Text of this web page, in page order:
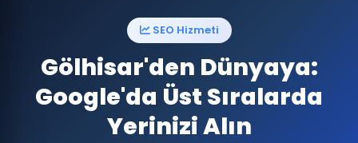
SEO Hizmeti
Gölhisar'den Dünyaya:
Google'da Üst Sıralarda
Yerinizi Alın